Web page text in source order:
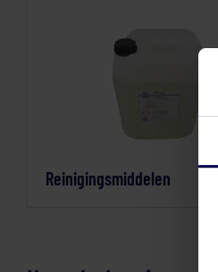
Reinigingsmiddelen